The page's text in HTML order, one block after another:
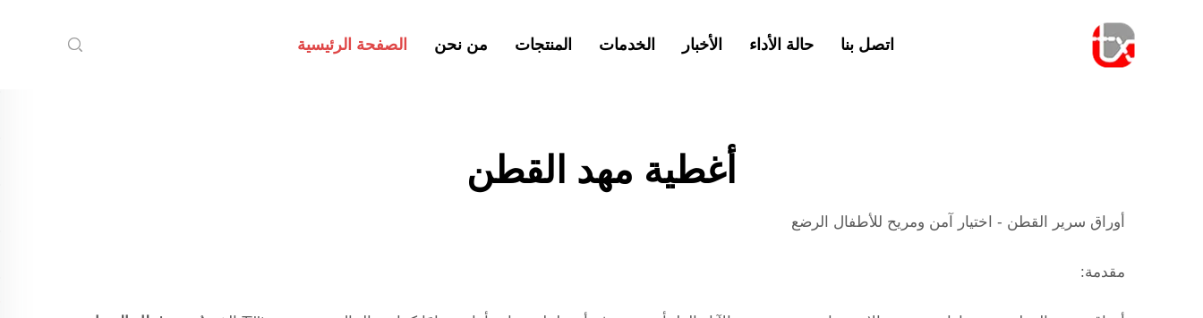
الصفحة الرئيسية من نحن المنتجات الخدمات الأخبار حالة الأداء اتصل بنا
أغطية مهد القطن
أوراق سرير القطن - اختيار آمن ومريح للأطفال الرضع
مقدمة: